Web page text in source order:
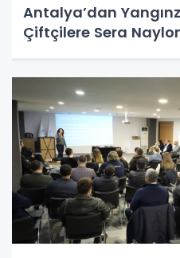
Antalya’dan
Çiftçilere Sera